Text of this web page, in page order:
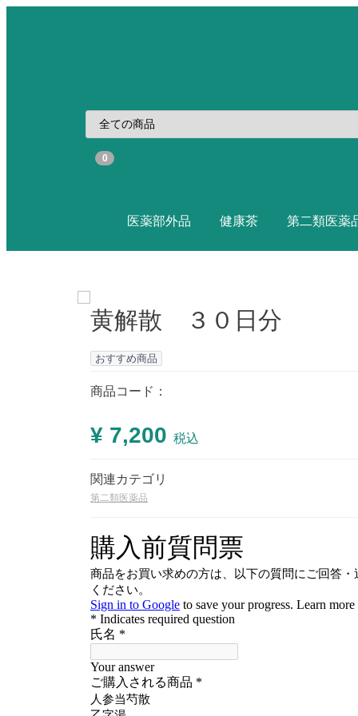
0
医薬部外品 健康茶 第二類医薬
黄解散 ３０日分
おすすめ商品
商品コード：
¥ 7,200 税込
関連カテゴリ
第二類医薬品